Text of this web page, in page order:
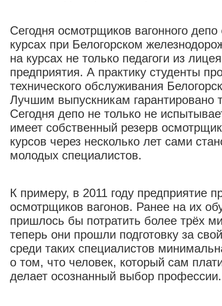
Сегодня осмотрщиков вагонного
курсах при Белогорском
на курсах не только педагоги из
предприятия. А практику студенты
технического обслуживания
Лучшим выпускникам гарантировано
Сегодня депо не только не
имеет собственный резерв
курсов через несколько лет сами
молодых специалистов.
К примеру, в 2011 году предприятие
осмотрщиков вагонов. Ранее на их
пришлось бы потратить более трёх
теперь они прошли подготовку за
среди таких специалистов
о том, что человек, который сам
делает осознанный выбор профессии.